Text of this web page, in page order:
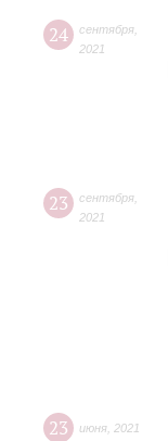
24 сентября
2021
23 сентября
2021
23 июня 2021